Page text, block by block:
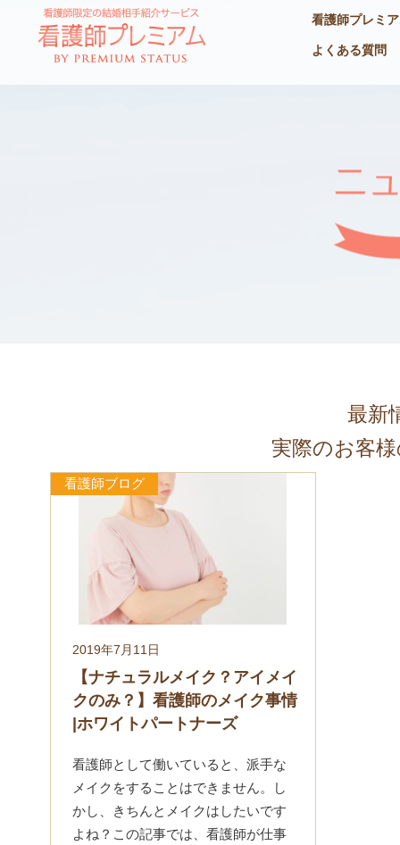
看護師プレミ
よくある質問
最新
実際のお客
看護師ブログ
2019年7月11日
【ナチュラルメイク？アイメイ
クのみ？】看護師のメイク事情
|ホワイトパートナーズ
看護師として働いていると、派手な
メイクをすることはできません。し
かし、きちんとメイクはしたいです
よね？この記事では、看護師が仕事